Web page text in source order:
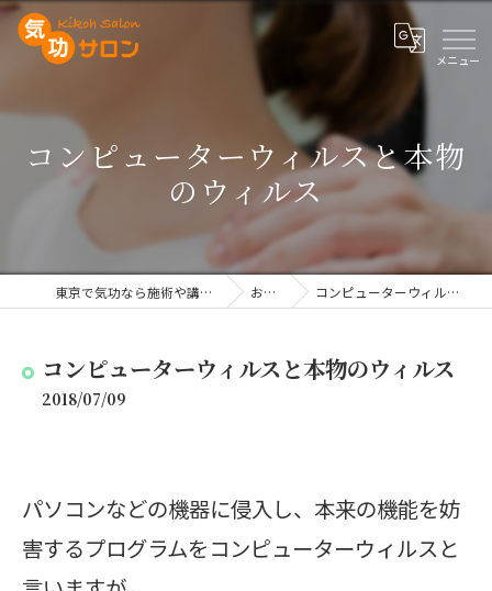
コンピューターウィルスと本物
のウィルス
東京で気功なら施術や講座を行う気功サロン お知らせ コンピューターウィルスと本物のウィルス
コンピューターウィルスと本物のウィルス
2018/07/09
パソコンなどの機器に侵入し、本来の機能を妨
害するプログラムをコンピューターウィルスと